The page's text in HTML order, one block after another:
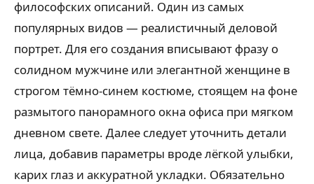
философских описаний. Один из самых
популярных видов — реалистичный деловой
портрет. Для его создания вписывают фразу о
солидном мужчине или элегантной женщине в
строгом тёмно-синем костюме, стоящем на фоне
размытого панорамного окна офиса при мягком
дневном свете. Далее следует уточнить детали
лица, добавив параметры вроде лёгкой улыбки,
карих глаз и аккуратной укладки. Обязательно